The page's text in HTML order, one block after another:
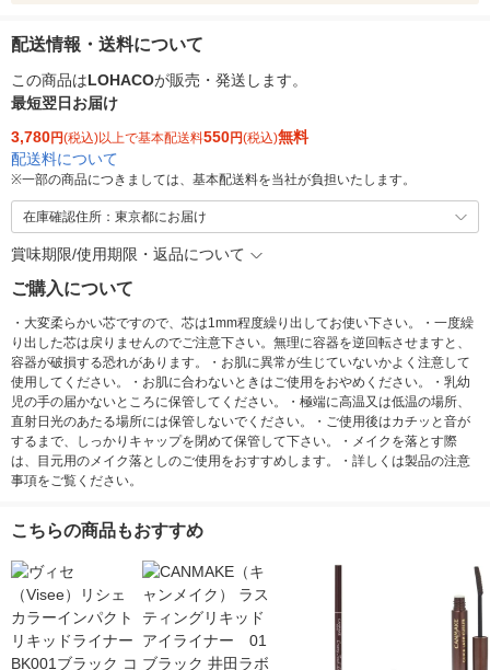
配送情報・送料について
この商品はLOHACOが販売・発送します。
最短翌日お届け
3,780円(税込)以上で基本配送料550円(税込)無料
配送料について
※一部の商品につきましては、基本配送料を当社が負担いたします。
在庫確認住所：東京都にお届け
賞味期限/使用期限・返品について
ご購入について
・大変柔らかい芯ですので、芯は1mm程度繰り出してお使い下さい。・一度繰
り出した芯は戻りませんのでご注意下さい。無理に容器を逆回転させますと、
容器が破損する恐れがあります。・お肌に異常が生じていないかよく注意して
使用してください。・お肌に合わないときはご使用をおやめください。・乳幼
児の手の届かないところに保管してください。・極端に高温又は低温の場所、
直射日光のあたる場所には保管しないでください。・ご使用後はカチッと音が
するまで、しっかりキャップを閉めて保管して下さい。・メイクを落とす際
は、目元用のメイク落としのご使用をおすすめします。・詳しくは製品の注意
事項をご覧ください。
こちらの商品もおすすめ